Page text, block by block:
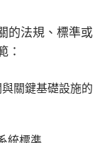
的法規、標準或
：
與關鍵基礎設施的
統標準